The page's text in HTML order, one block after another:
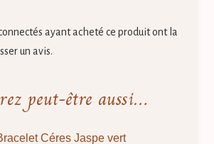
ayant acheté ce produit ont la
un avis.
peut-être aussi…